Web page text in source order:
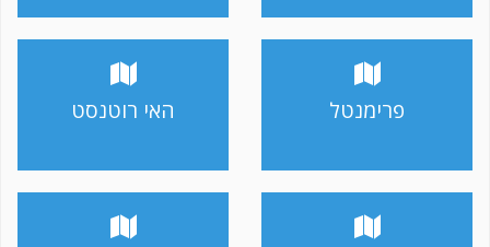
פרימנטל האי רוטנסט